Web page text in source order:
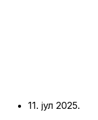
11. јул 2025.